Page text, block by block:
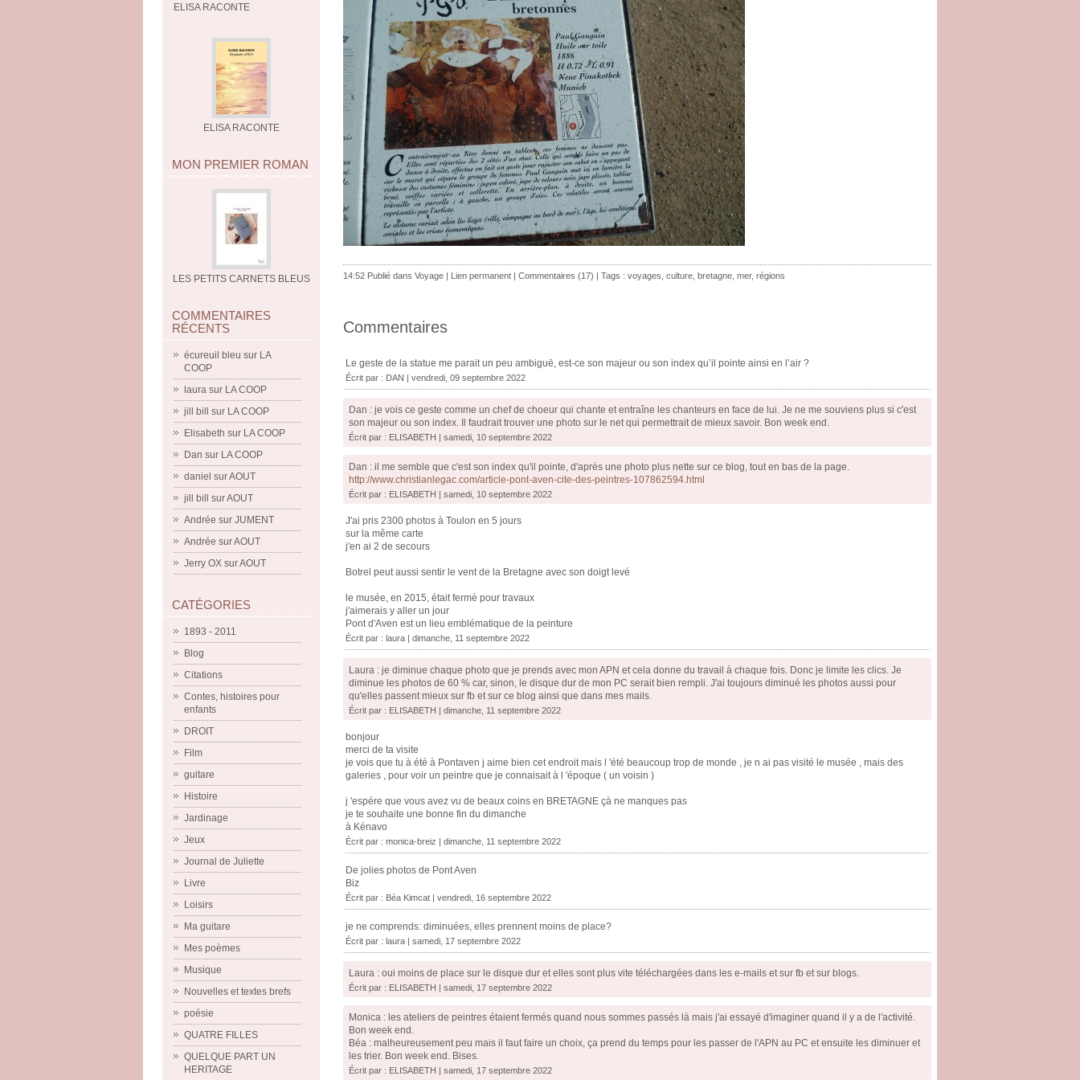
ELISA RACONTE
ELISA RACONTE
MON PREMIER ROMAN
LES PETITS CARNETS BLEUS
COMMENTAIRES
RÉCENTS
écureuil bleu sur LA
COOP
laura sur LA COOP
jill bill
sur LA COOP
Elisabeth sur LA COOP
Dan sur LA COOP
daniel surAOUT
jill bill
surAOUT
Andrée sur JUMENT
Andrée surAOUT
Jerry OX surAOUT
CATÉGORIES
1893 - 2011
Blog
Citations
Contes, histoires pour
enfants
DROIT
Film
guitare
Histoire
Jardinage
Jeux
Journal de Juliette
Livre
Loisirs
Ma guitare
Mes poèmes
Musique
Nouvelles et textes brefs
poésie
QUATRE FILLES
QUELQUE PART UN
HERITAGE
14:52 Publié dans Voyage | Lien permanent | Commentaires (17) | Tags : voyages culture bretagne mer, régions
Commentaires
Le geste de la statue me parait un peu ambiguë, est-ce son majeur ou son index qu’il pointe ainsi en l’air ?
Écrit par : DAN | vendredi, 09 septembre 2022
Dan : je vois ce geste comme un chef de choeur qui chante et entraîne les chanteurs en face de lui. Je ne me souviens plus si c'est
son majeur ou son index. Il faudrait trouver une photo sur le net qui permettrait de mieux savoir. Bon week end.
Écrit par : ELISABETH | samedi, 10 septembre 2022
Dan : il me semble que c'est son index qu'il pointe, d'après une photo plus nette sur ce blog, tout en bas de la page.
http://www.christianlegac.com/article-pont-aven-cite-des-peintres-107862594.html
Écrit par : ELISABETH | samedi, 10 septembre 2022
J'ai pris 2300 photos à Toulon en 5 jours
sur la même carte
j'en ai 2 de secours
Botrel peut aussi sentir le vent de la Bretagne avec son doigt levé
le musée, en 2015, était fermé pour travaux
j'aimerais y aller un jour
Pont d'Aven est un lieu emblématique de la peinture
Écrit par : laura | dimanche, 11 septembre 2022
Laura : je diminue chaque photo que je prends avec mon APN et cela donne du travail à chaque fois. Donc je limite les clics. Je
diminue les photos de 60 % car, sinon, le disque dur de mon PC serait bien rempli. J'ai toujours diminué les photos aussi pour
qu'elles passent mieux sur fb et sur ce blog ainsi que dans mes mails.
Écrit par : ELISABETH | dimanche, 11 septembre 2022
bonjour
merci de ta visite
je vois que tu à été à Pontaven j aime bien cet endroit mais l 'été beaucoup trop de monde , je n ai pas visité le musée , mais des
galeries , pour voir un peintre que je connaisait à l 'époque ( un voisin )
j 'espére que vous avez vu de beaux coins en BRETAGNE çà ne manques pas
je te souhaite une bonne fin du dimanche
à Kénavo
Écrit par : monica-breiz | dimanche, 11 septembre 2022
De jolies photos de Pont Aven
Biz
Écrit par : Béa Kimcat | vendredi, 16 septembre 2022
je ne comprends: diminuées, elles prennent moins de place?
Écrit par : laura | samedi, 17 septembre 2022
Laura : oui moins de place sur le disque dur et elles sont plus vite téléchargées dans les e-mails et sur fb et sur blogs.
Écrit par : ELISABETH | samedi, 17 septembre 2022
Monica : les ateliers de peintres étaient fermés quand nous sommes passés là mais j'ai essayé d'imaginer quand il y a de l'activité.
Bon week end.
Béa : malheureusement peu mais il faut faire un choix, ça prend du temps pour les passer de l'APN au PC et ensuite les diminuer et
les trier. Bon week end. Bises.
Écrit par : ELISABETH | samedi, 17 septembre 2022